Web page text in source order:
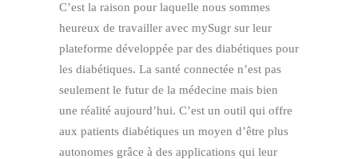
C’est la raison pour laquelle nous sommes
heureux de travailler avec mySugr sur leur
plateforme développée par des diabétiques pour
les diabétiques. La santé connectée n’est pas
seulement le futur de la médecine mais bien
une réalité aujourd’hui. C’est un outil qui offre
aux patients diabétiques un moyen d’être plus
autonomes grâce à des applications qui leur